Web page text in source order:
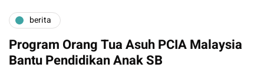
berita
Program Orang Tua Asuh PCIA Malaysia
Bantu Pendidikan Anak SB